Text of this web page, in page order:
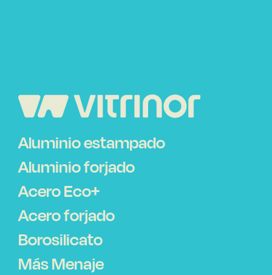
Aluminio estampado
Aluminio forjado
Acero Eco+
Acero forjado
Borosilicato
Más Menaje